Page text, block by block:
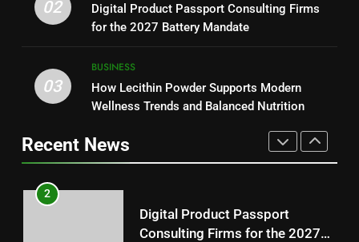
Reliable Wellness Information
HEALTH
Digital Product Passport
Consulting Firms for the 2027
Modern Wellness Trends and
Balanced Nutrition
BUSINESS
02
Digital Product Passport Consulting Firms
for the 2027 Battery Mandate
03
BUSINESS
How Lecithin Powder Supports Modern
Wellness Trends and Balanced Nutrition
Recent News
Why Hahanews Has Become an
Essential News Platform for
1
Baking Soda Trick for Weight
Loss: A Guide to Understanding
Reliable Wellness Information
2
Digital Product Passport
Consulting Firms for the 2027